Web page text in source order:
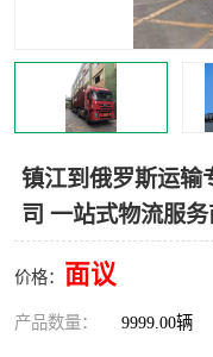
镇江到俄罗斯运输
司 一站式物流服务
价格： 面议
产品数量： 9999.00辆